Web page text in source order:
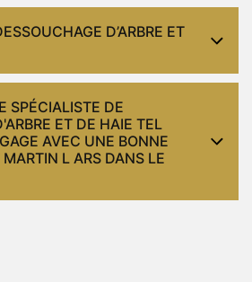
D’ARBRE ET
SPÉCIALISTE DE
ET DE HAIE TEL
AVEC UNE BONNE
L ARS DANS LE